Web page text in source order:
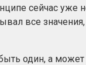
сейчас уже
все
один, а может